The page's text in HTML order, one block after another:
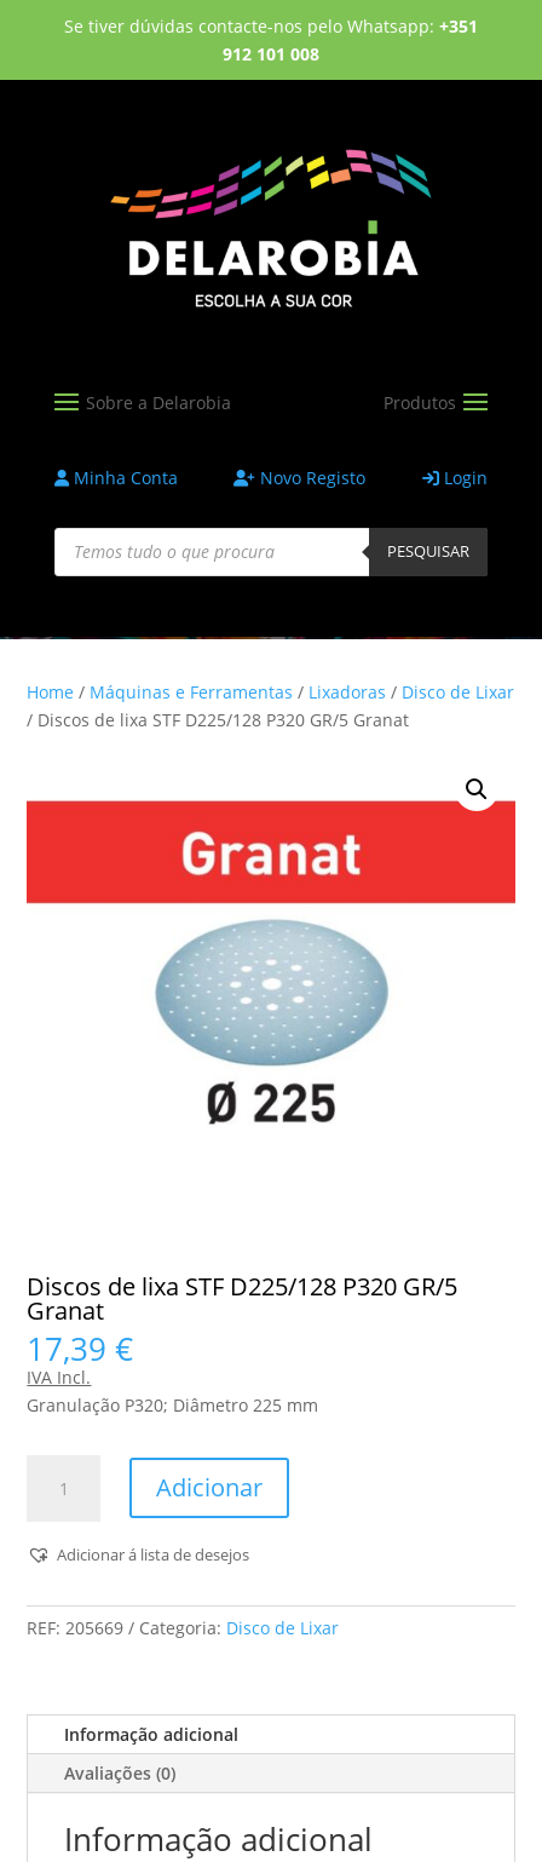
Se tiver dúvidas contacte-nos pelo Whatsapp: +351
912 101 008
Minha Conta Novo Registo Login
Products
search PESQUISAR
Home / Máquinas e Ferramentas / Lixadoras / Disco de Lixar
/ Discos de lixa STF D225/128 P320 GR/5 Granat
Discos de lixa STF D225/128 P320 GR/5
Granat
17,39€
IVA Incl.
Granulação P320; Diâmetro 225 mm
de
STF
D225/128
Granat
Adicionar
Adicionar á lista de desejos
REF: 205669 Categoria: Disco de Lixar
Informação adicional
Avaliações (0)
Informação adicional